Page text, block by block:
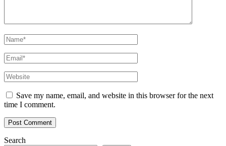
Save my name, email, and website in this browser for the next
time I comment.
Search